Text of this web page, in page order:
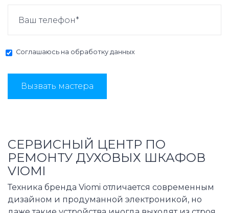
Соглашаюсь на обработку данных
Вызвать мастера
СЕРВИСНЫЙ ЦЕНТР ПО
РЕМОНТУ ДУХОВЫХ ШКАФОВ
VIOMI
Техника бренда Viomi отличается современным
дизайном и продуманной электроникой, но